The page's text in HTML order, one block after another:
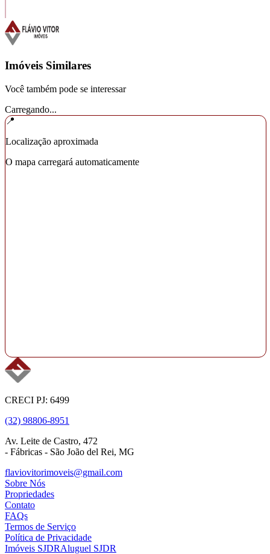
Imóveis Similares
Você também pode se interessar
Carregando...
📍
Localização aproximada
O mapa carregará automaticamente
CRECI PJ: 6499
(32) 98806-8951
Av. Leite de Castro, 472
- Fábricas - São João del Rei, MG
flaviovitorimoveis@gmail.com
Sobre Nós
Propriedades
Contato
FAQs
Termos de Serviço
Política de Privacidade
Imóveis SJDRAluguel SJDR